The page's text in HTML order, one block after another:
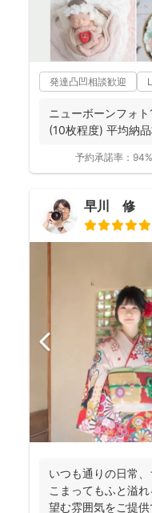
発達凸凹相談歓迎
ニューボーンフォ
(10枚程度) 平均納
予約承諾率： 94%
早川 修
いつも通りの日常
こまってもふと溢
望む雰囲気をご提